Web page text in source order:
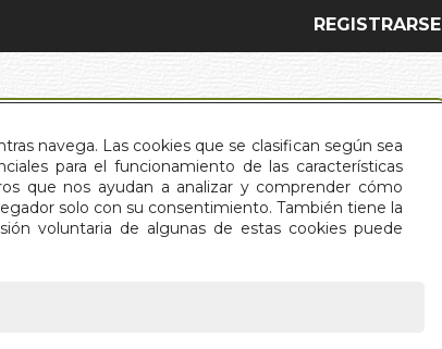
navega. Las cookies que se clasifican según sea
para el funcionamiento de las características
que nos ayudan a analizar y comprender cómo
solo con su consentimiento. También tiene la
voluntaria de algunas de estas cookies puede
REGISTRARSE
SOMOS CONTACTO